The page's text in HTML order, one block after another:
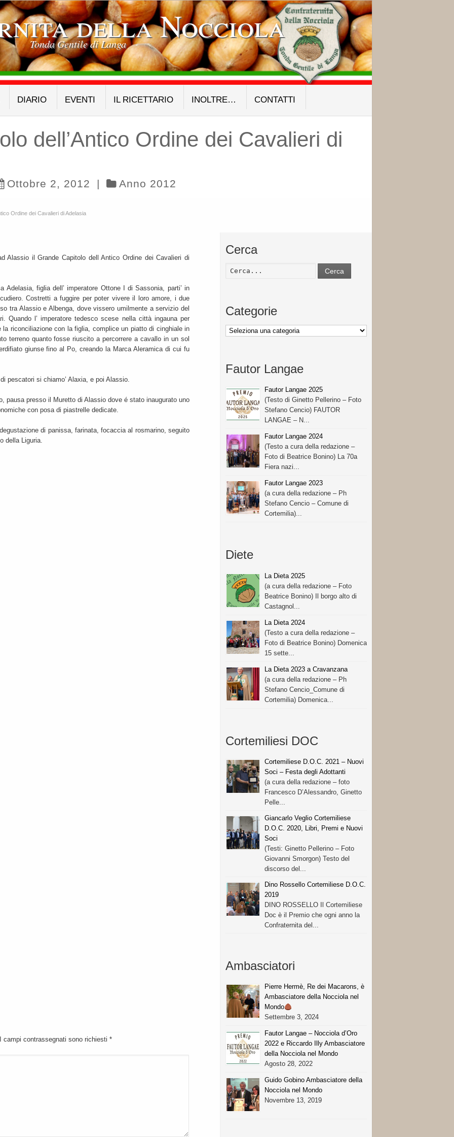
della Nocciola
Tonda Gentile di Langa
DIARIO EVENTI IL RICETTARIO INOLTRE… CONTATTI
dell’Antico Ordine dei Cavalieri di
Ottobre 2, 2012 | Anno 2012
Ordine dei Cavalieri di Adelasia
Alassio il Grande Capitolo dell Antico Ordine dei Cavalieri di
Adelasia, figlia dell’ imperatore Ottone I di Sassonia, parti’ in
Costretti a fuggire per poter vivere il loro amore, i due
tra Alassio e Albenga, dove vissero umilmente a servizio del
Quando l’ imperatore tedesco scese nella città ingauna per
la riconciliazione con la figlia, complice un piatto di cinghiale in
terreno quanto fosse riuscito a percorrere a cavallo in un sol
giunse fino al Po, creando la Marca Aleramica di cui fu
pescatori si chiamo’ Alaxia, e poi Alassio.
pausa presso il Muretto di Alassio dove é stato inaugurato uno
con posa di piastrelle dedicate.
di panissa, farinata, focaccia al rosmarino, seguito
della Liguria.
campi contrassegnati sono richiesti *
Cerca
Cerca
Categorie
Categorie
Fautor Langae
Fautor Langae 2025
(Testo di Ginetto Pellerino – Foto
Stefano Cencio) FAUTOR
LANGAE – N...
Fautor Langae 2024
(Testo a cura della redazione –
Foto di Beatrice Bonino) La 70a
Fiera nazi...
Fautor Langae 2023
(a cura della redazione – Ph
Stefano Cencio – Comune di
Cortemilia)...
Diete
La Dieta 2025
(a cura della redazione – Foto
Beatrice Bonino) Il borgo alto di
Castagnol...
La Dieta 2024
(Testo a cura della redazione –
Foto di Beatrice Bonino) Domenica
15 sette...
La Dieta 2023 a Cravanzana
(a cura della redazione – Ph
Stefano Cencio_Comune di
Cortemilia) Domenica...
Cortemiliesi DOC
Cortemiliese D.O.C. 2021 – Nuovi
Soci – Festa degli Adottanti
(a cura della redazione – foto
Francesco D’Alessandro, Ginetto
Pelle...
Giancarlo Veglio Cortemiliese
D.O.C. 2020, Libri, Premi e Nuovi
Soci
(Testi: Ginetto Pellerino – Foto
Giovanni Smorgon) Testo del
discorso del...
Dino Rossello Cortemiliese D.O.C.
2019
DINO ROSSELLO Il Cortemiliese
Doc è il Premio che ogni anno la
Confraternita del...
Ambasciatori
Pierre Hermè, Re dei Macarons, è
Ambasciatore della Nocciola nel
Mondo
Settembre 3, 2024
Fautor Langae – Nocciola d’Oro
2022 e Riccardo Illy Ambasciatore
della Nocciola nel Mondo
Agosto 28, 2022
Guido Gobino Ambasciatore della
Nocciola nel Mondo
Novembre 13, 2019